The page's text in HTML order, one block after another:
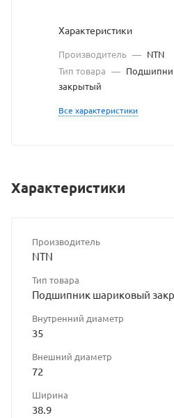
Характеристики
Производитель — NTN
Тип товара —
закрытый
Все характеристики
Характеристики
Производитель
NTN
Тип товара
Подшипник шариковый
Внутренний диаметр
35
Внешний диаметр
72
Ширина
38.9